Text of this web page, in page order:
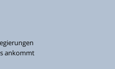
ankommt